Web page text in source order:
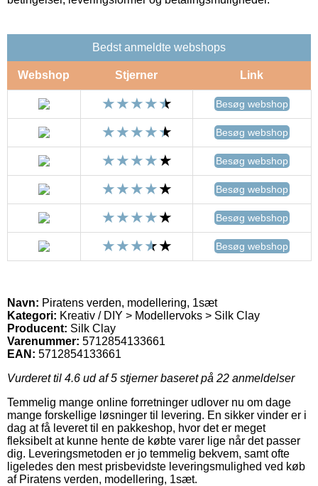
Bedst anmeldte webshops
Webshop Stjerner Link
Besøg webshop
Besøg webshop
Besøg webshop
Besøg webshop
Besøg webshop
Besøg webshop
Navn: Piratens verden, modellering, 1sæt
Kategori: Kreativ / DIY > Modellervoks > Silk Clay
Producent: Silk Clay
Varenummer: 5712854133661
EAN: 5712854133661
Vurderet til 4.6 ud af 5 stjerner baseret på 22 anmeldelser
Temmelig mange online forretninger udlover nu om dage
mange forskellige løsninger til levering. En sikker vinder er i
dag at få leveret til en pakkeshop, hvor det er meget
fleksibelt at kunne hente de købte varer lige når det passer
dig. Leveringsmetoden er jo temmelig bekvem, samt ofte
ligeledes den mest prisbevidste leveringsmulighed ved køb
af Piratens verden, modellering, 1sæt.